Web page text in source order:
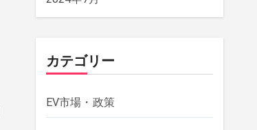
カテゴリー
EV市場・政策